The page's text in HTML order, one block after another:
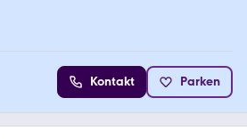
Kontakt Parken